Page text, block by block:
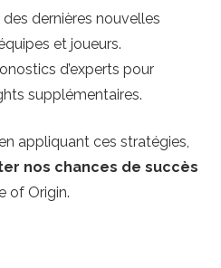
dernières nouvelles
et joueurs.
d’experts pour
supplémentaires.
appliquant ces stratégies,
nos chances de succès
of Origin.